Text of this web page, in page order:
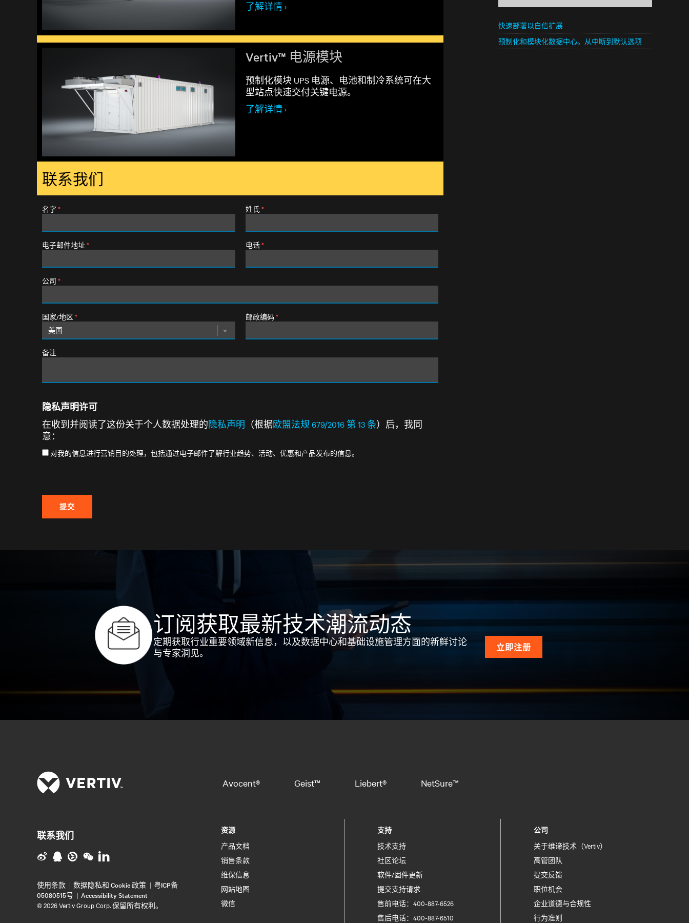
了解详情 ›
Vertiv™ 电源模块
预制化模块 UPS 电源、电池和制冷系统可在大
型站点快速交付关键电源。
了解详情 ›
联系我们
名字 * 姓氏*
电子邮件地址* 电话*
公司 *
国家/地区 * 邮政编码*
备注
隐私声明许可
在收到并阅读了这份关于个人数据处理的隐私声明 （根据欧盟法规 679/2016 第 13 条）后，我同
意：
对我的信息进行营销目的处理，包括通过电子邮件了解行业趋势、活动、优惠和产品发布的信息。
提交
扩展且经济的 IT 基础设施
快速部署以自信扩展
预制化和模块化数据中心。从中断到默认选项
订阅获取最新技术潮流动态
定期获取行业重要领域新信息，以及数据中心和基础设施管理方面的新鲜讨论
与专家洞见。
立即注册
Avocent® Geist™ Liebert® NetSure™
资源
产品文档
销售条款
维保信息
网站地图
微信
支持
技术支持
社区论坛
软件/固件更新
提交支持请求
售前电话：400-887-6526
售后电话：400-887-6510
公司
关于维谛技术（Vertiv）
高管团队
提交反馈
职位机会
企业道德与合规性
行为准则
联系我们
使用条款 数据隐私和 Cookie 政策
粤ICP备
05080515号
Accessibility Statement
©2026 Vertiv Group Corp. 保留所有权利。